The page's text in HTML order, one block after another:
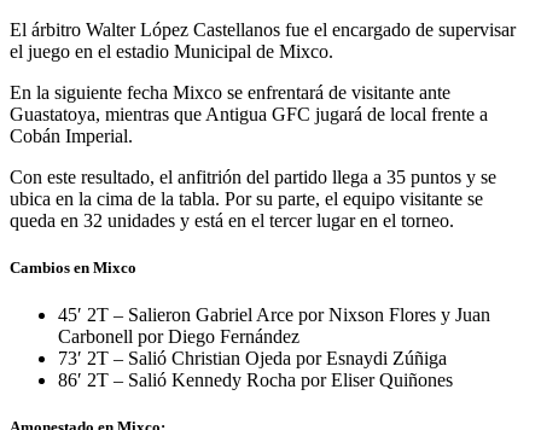
El árbitro Walter López Castellanos fue el encargado de supervisar
el juego en el estadio Municipal de Mixco.
En la siguiente fecha Mixco se enfrentará de visitante ante
Guastatoya, mientras que Antigua GFC jugará de local frente a
Cobán Imperial.
Con este resultado, el anfitrión del partido llega a 35 puntos y se
ubica en la cima de la tabla. Por su parte, el equipo visitante se
queda en 32 unidades y está en el tercer lugar en el torneo.
Cambios en Mixco
45′ 2T – Salieron Gabriel Arce por Nixson Flores y Juan
Carbonell por Diego Fernández
73′ 2T – Salió Christian Ojeda por Esnaydi Zúñiga
86′ 2T – Salió Kennedy Rocha por Eliser Quiñones